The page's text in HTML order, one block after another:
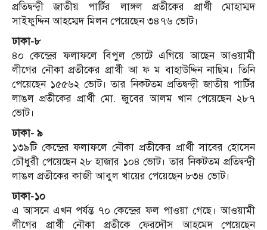
প্রতিদ্বন্দ্বী জাতীয় পার্টির লাঙ্গল প্রতীকের প্রার্থী মোহাম্মদ
সাইফুদ্দিন আহম্মেদ মিলন পেয়েছেন ৩৪৭৬ ভোট।
ঢাকা-৮
৪০ কেন্দ্রের ফলাফলে বিপুল ভোটে এগিয়ে আছেন আওয়ামী
লীগের নৌকা প্রতীকের প্রার্থী আ ফ ম বাহাউদ্দিন নাছিম। তিনি
পেয়েছেন ১৫৫৬২ ভোট। তার নিকটতম প্রতিদ্বন্দ্বী জাতীয় পার্টির
লাঙল প্রতীকের প্রার্থী মো. জুবের আলম খান পেয়েছেন ২৮৭
ভোট।
ঢাকা- ৯
১৩৯টি কেন্দ্রের ফলাফলে নৌকা প্রতীকের প্রার্থী সাবের হোসেন
চৌধুরী পেয়েছেন ২৮ হাজার ১০৪ ভোট। তার নিকটতম প্রতিদ্বন্দ্বী
লাঙল প্রতীকের কাজী আবুল খায়ের পেয়েছেন ৮৩৪ ভোট।
ঢাকা-১০
এ আসনে এখন পর্যন্ত ৭০ কেন্দ্রের ফল পাওয়া গেছে। আওয়ামী
লীগের প্রার্থী নৌকা প্রতীকে ফেরদৌস আহমেদ পেয়েছেন